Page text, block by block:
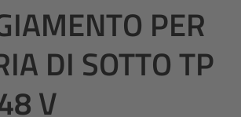
PER
DI SOTTO TP
V